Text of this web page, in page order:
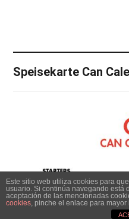
Speisekarte Can
Este sitio web utiliza cookies para
usuario. Si continúa navegando está
aceptación de las mencionadas
cookies, pinche el enlace para mayor